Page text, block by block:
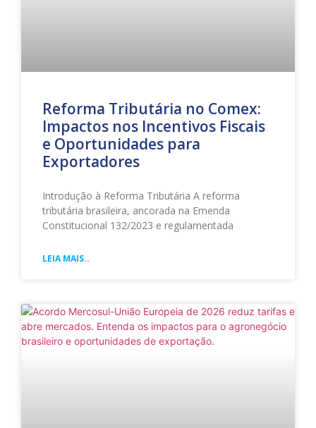
Reforma Tributária no Comex:
Impactos nos Incentivos Fiscais
e Oportunidades para
Exportadores
Introdução à Reforma Tributária A reforma
tributária brasileira, ancorada na Emenda
Constitucional 132/2023 e regulamentada
LEIA MAIS..